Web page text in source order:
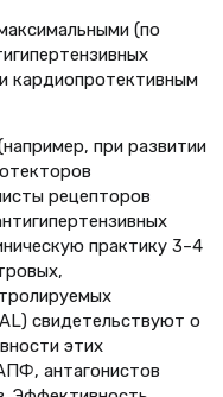
(по
кардиопротективным
при развитии
рецепторов
практику 3–4
свидетельствуют о
этих
антагонистов